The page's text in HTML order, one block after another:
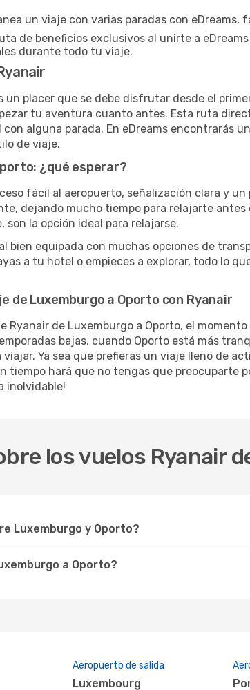
un viaje con varias paradas con
de beneficios exclusivos al unirte a
durante todo tu viaje.
un placer que se debe disfrutar desde el
tu aventura cuanto antes. Esta ruta
alguna parada. En eDreams encontrarás
de viaje.
¿qué esperar?
fácil al aeropuerto, señalización clara y un
dejando mucho tiempo para relajarte
la opción ideal para relajarse.
bien equipada con muchas opciones de
a tu hotel o empieces a explorar, todo lo
de Luxemburgo a Oporto con Ryanair
Ryanair de Luxemburgo a Oporto, el
bajas, cuando Oporto está más
Ya sea que prefieras un viaje lleno de
hará que no tengas que preocuparte
inolvidable!
los vuelos Ryanair
Luxemburgo y Oporto?
a Oporto?
Aeropuerto de salida
Luxembourg